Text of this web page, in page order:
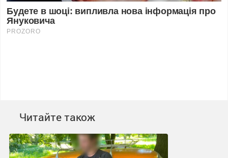
Читайте також